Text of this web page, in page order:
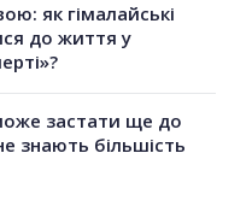
як гімалайські
до життя у
застати ще до
знають більшість